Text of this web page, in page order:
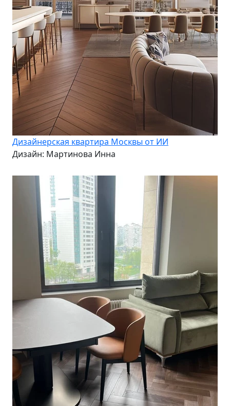
Дизайнерская квартира Москвы от ИИ
Дизайн: Мартинова Инна